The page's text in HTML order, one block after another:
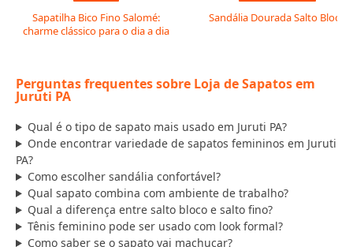
Sapatilha Bico Fino Salomé:
charme clássico para o dia a dia
Sandália Dourada Salto Bloco
Perguntas frequentes sobre Loja de Sapatos em
Juruti PA
Qual é o tipo de sapato mais usado em Juruti PA?
Onde encontrar variedade de sapatos femininos em Juruti
PA?
Como escolher sandália confortável?
Qual sapato combina com ambiente de trabalho?
Qual a diferença entre salto bloco e salto fino?
Tênis feminino pode ser usado com look formal?
Como saber se o sapato vai machucar?